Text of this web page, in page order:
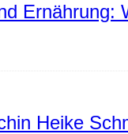
Ernährung:
Heike